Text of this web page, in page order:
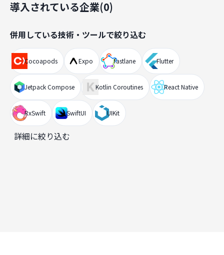
導入されている企業(0)
併用している技術・ツールで絞り込む
Cocoapods Expo fastlane Flutter
Jetpack Compose Kotlin Coroutines React Native
RxSwift SwiftUI UIKit
詳細に絞り込む